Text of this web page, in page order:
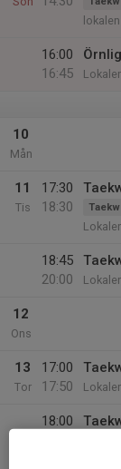
lokalen
16:00
16:45
10
Mån
11
Tis
17:30
18:30
18:45
20:00
12
Ons
13
Tor
17:00
17:50
18:00